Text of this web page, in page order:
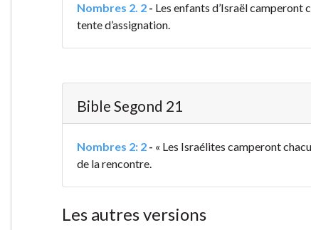
Nombres 2. 2- Les enfants d’Israël camperont
tente d’assignation.
Bible Segond 21
Nombres 2: 2- « Les Israélites camperont
de la rencontre.
Les autres versions